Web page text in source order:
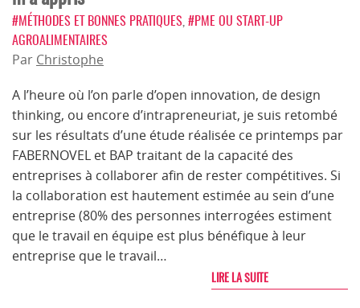
#MÉTHODES ET BONNES PRATIQUES #PME OU START-UP
AGROALIMENTAIRES
Par Christophe
A l’heure où l’on parle d’open innovation, de design
thinking, ou encore d’intrapreneuriat, je suis retombé
sur les résultats d’une étude réalisée ce printemps par
FABERNOVEL et BAP traitant de la capacité des
entreprises à collaborer afin de rester compétitives. Si
la collaboration est hautement estimée au sein d’une
entreprise (80% des personnes interrogées estiment
que le travail en équipe est plus bénéfique à leur
entreprise que le travail…
LIRE LA SUITE